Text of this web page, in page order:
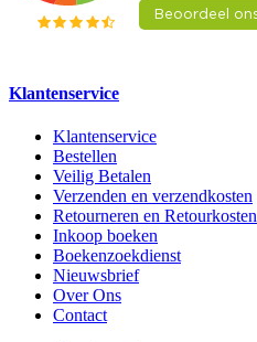
Klantenservice
Klantenservice
Bestellen
Veilig Betalen
Verzenden en verzendkosten
Retourneren en Retourkosten
Inkoop boeken
Boekenzoekdienst
Nieuwsbrief
Over Ons
Contact